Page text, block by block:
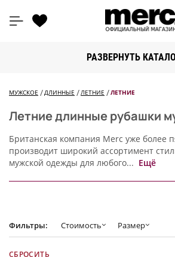
РАЗВЕРНУТЬ
МУЖСКОЕ ДЛИННЫЕ ЛЕТНИЕ ЛЕТНИЕ
Летние длинные рубашки
Британская компания Merc уже более
производит широкий ассортимент
мужской одежды для любого... Ещё
Фильтры: Стоимость Размер